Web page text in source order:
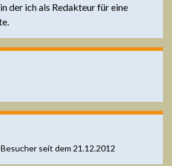
der ich als Redakteur für eine
Besucher seit dem 21.12.2012